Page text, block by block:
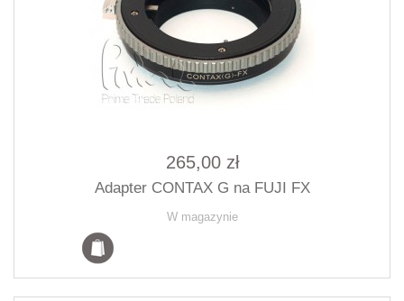
265,00 zł
Adapter CONTAX G na FUJI FX
W magazynie